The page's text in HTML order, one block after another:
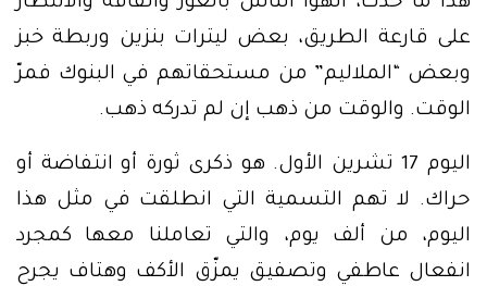
على قارعة الطريق، بعض ليترات بنزين وربطة خبز
وبعض “الملاليم” من مستحقاتهم في البنوك فمرّ
الوقت. والوقت من ذهب إن لم تدركه ذهب.
اليوم 17 تشرين الأول. هو ذكرى ثورة أو انتفاضة أو
حراك. لا تهم التسمية التي انطلقت في مثل هذا
اليوم، من ألف يوم، والتي تعاملنا معها كمجرد
انفعال عاطفي وتصفيق يمزّق الأكف وهتاف يجرح